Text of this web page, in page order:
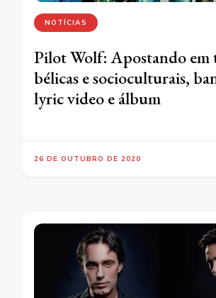
NOTÍCIAS
Pilot Wolf: Apostando em
bélicas e socioculturais,
lyric video e álbum
26 DE OUTUBRO DE 2020